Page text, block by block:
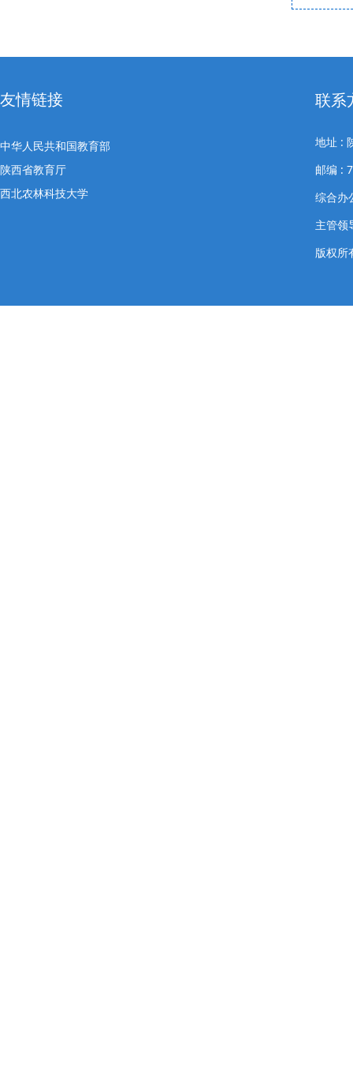
友情链接
中华人民共和国教育部
陕西省教育厅
西北农林科技大学
联系
地址 :
邮编 :
综合办
主管
版权